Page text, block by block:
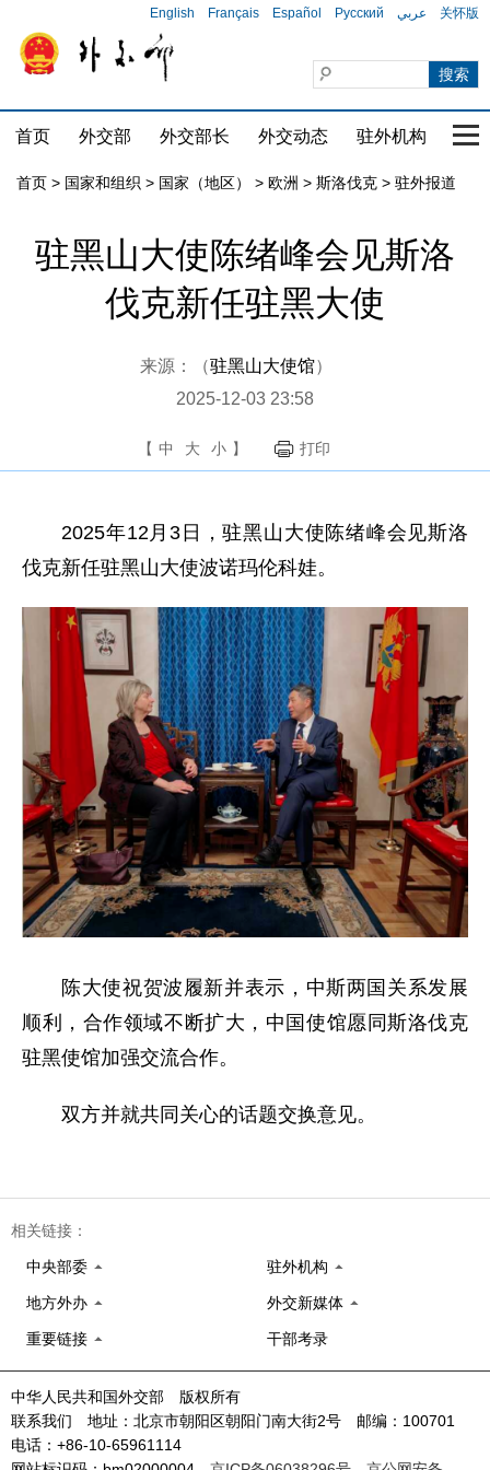
English Français Español Русский عربي 关怀版
首页 外交部 外交部长 外交动态 驻外机构 国
首页 > 国家和组织 > 国家（地区） > 欧洲 > 斯洛伐克 > 驻外报道
驻黑山大使陈绪峰会见斯洛
伐克新任驻黑大使
来源：（驻黑山大使馆）
2025-12-03 23:58
【 中 大 小 】 打印
2025年12月3日，驻黑山大使陈绪峰会见斯洛
伐克新任驻黑山大使波诺玛伦科娃。
陈大使祝贺波履新并表示，中斯两国关系发展
顺利，合作领域不断扩大，中国使馆愿同斯洛伐克
驻黑使馆加强交流合作。
双方并就共同关心的话题交换意见。
相关链接：
中央部委 驻外机构
地方外办 外交新媒体
重要链接 干部考录
中华人民共和国外交部 版权所有
联系我们 地址：北京市朝阳区朝阳门南大街2号 邮编：100701
电话：+86-10-65961114